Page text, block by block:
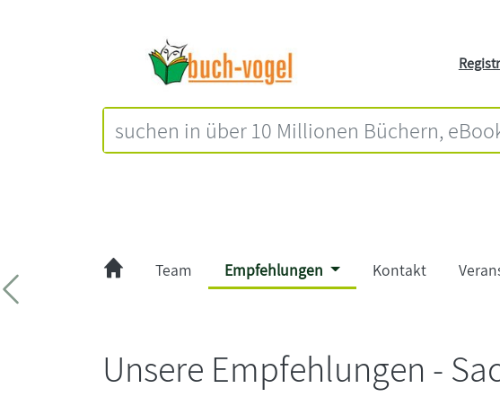
Team Empfehlungen Kontakt
Zurück
Unsere Empfehlungen -